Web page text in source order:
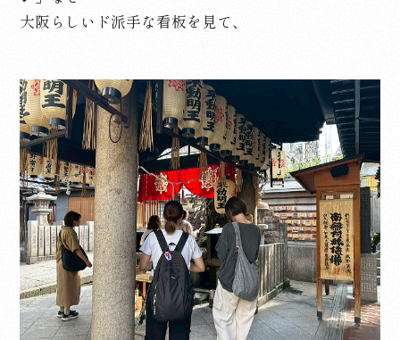
大阪らしいド派手な看板を見て、